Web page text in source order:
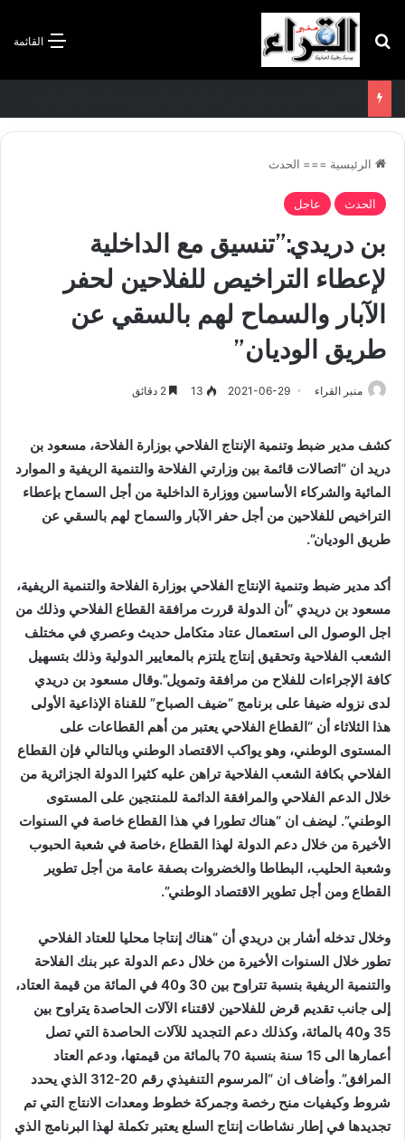
القائمة بحث عن
الرئيسية === الحدث
الحدث عاجل
بن دريدي:”تنسيق مع الداخلية
لإعطاء التراخيص للفلاحين لحفر
الآبار والسماح لهم بالسقي عن
طريق الوديان”
منبر القراء 2021-06-29
13
كشف مدير ضبط وتنمية الإنتاج الفلاحي بوزارة الفلاحة، مسعود بن
دريد ان “اتصالات قائمة بين وزارتي الفلاحة والتنمية الريفية و الموارد
المائية والشركاء الأساسين ووزارة الداخلية من أجل السماح بإعطاء
التراخيص للفلاحين من أجل حفر الآبار والسماح لهم بالسقي عن
طريق الوديان”.
أكد مدير ضبط وتنمية الإنتاج الفلاحي بوزارة الفلاحة والتنمية الريفية،
مسعود بن دريدي “أن الدولة قررت مرافقة القطاع الفلاحي وذلك من
اجل الوصول الى استعمال عتاد متكامل حديث وعصري في مختلف
الشعب الفلاحية وتحقيق إنتاج يلتزم بالمعايير الدولية وذلك بتسهيل
كافة الإجراءات للفلاح من مرافقة وتمويل”.وقال مسعود بن دريدي
لدى نزوله ضيفا على برنامج “ضيف الصباح” للقناة الإذاعية الأولى
هذا الثلاثاء أن “القطاع الفلاحي يعتبر من أهم القطاعات على
المستوى الوطني، وهو يواكب الاقتصاد الوطني وبالتالي فإن القطاع
الفلاحي بكافة الشعب الفلاحية تراهن عليه كثيرا الدولة الجزائرية من
خلال الدعم الفلاحي والمرافقة الدائمة للمنتجين على المستوى
الوطني”. ليضف ان “هناك تطورا في هذا القطاع خاصة في السنوات
الأخيرة من خلال دعم الدولة لهذا القطاع ،خاصة في شعبة الحبوب
وشعبة الحليب، البطاطا والخضروات بصفة عامة من أجل تطوير
القطاع ومن أجل تطوير الاقتصاد الوطني”.
وخلال تدخله أشار بن دريدي أن “هناك إنتاجا محليا للعتاد الفلاحي
تطور خلال السنوات الأخيرة من خلال دعم الدولة عبر بنك الفلاحة
والتنمية الريفية بنسبة تتراوح بين 30 و40 في المائة من قيمة العتاد،
إلى جانب تقديم قرض للفلاحين لاقتناء الآلات الحاصدة يتراوح بين
35 و40 بالمائة، وكذلك دعم التجديد للآلات الحاصدة التي تصل
أعمارها الى 15 سنة بنسبة 70 بالمائة من قيمتها، ودعم العتاد
المرافق”. وأضاف ان “المرسوم التنفيذي رقم 20-312 الذي يحدد
شروط وكيفيات منح رخصة وجمركة خطوط ومعدات الانتاج التي تم
تجديدها في إطار نشاطات إنتاج السلع يعتبر تكملة لهذا البرنامج الذي